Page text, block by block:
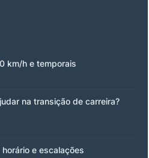
km/h e temporais
na transição de carreira?
e escalações